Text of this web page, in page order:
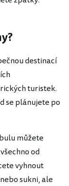
destinací
turistek.
se plánujete po
můžete
od
vyhnout
sukni, ale